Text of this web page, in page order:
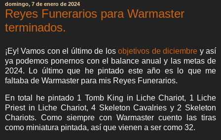
domingo, 7 de enero de 2024
Reyes Funerarios para Warmaster
terminados.
¡Ey! Vamos con el último de losobjetivos de diciembre y así
ya podemos ponernos con el balance anual y las metas de
2024. Lo último que he pintado este año es lo que me
faltaba de Warmaster para mis Reyes Funerarios.
En total he pintado 1 Tomb King in Liche Chariot, 1 Liche
Priest in Liche Chariot, 4 Skeleton Cavalries y 2 Skeleton
Chariots. Como siempre con Warmaster cuento las tiras
como miniatura pintada, así que vienen a ser como 32.